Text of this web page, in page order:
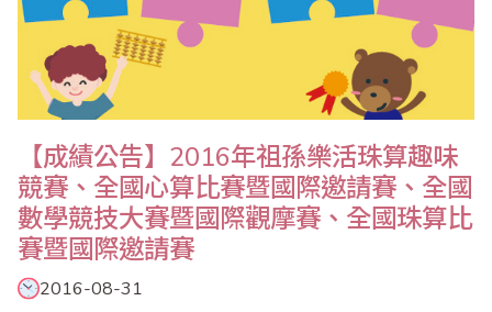
【成績公告】2016年祖孫樂活珠算趣味
競賽、全國心算比賽暨國際邀請賽、全國
數學競技大賽暨國際觀摩賽、全國珠算比
賽暨國際邀請賽
2016-08-31